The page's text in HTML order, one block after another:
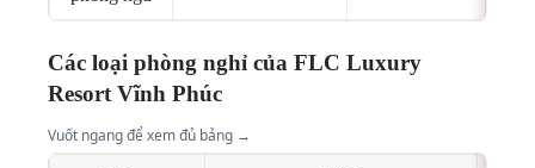
Các loại phòng nghỉ của FLC Luxury
Resort Vĩnh Phúc
Vuốt ngang để xem đủ bảng →